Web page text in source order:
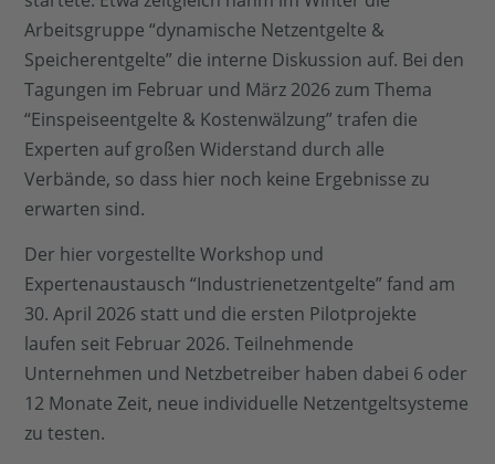
Arbeitsgruppe “dynamische Netzentgelte &
Speicherentgelte” die interne Diskussion auf. Bei den
Tagungen im Februar und März 2026 zum Thema
“Einspeiseentgelte & Kostenwälzung” trafen die
Experten auf großen Widerstand durch alle
Verbände, so dass hier noch keine Ergebnisse zu
erwarten sind.
Der hier vorgestellte Workshop und
Expertenaustausch “Industrienetzentgelte” fand am
30. April 2026 statt und die ersten Pilotprojekte
laufen seit Februar 2026. Teilnehmende
Unternehmen und Netzbetreiber haben dabei 6 oder
12 Monate Zeit, neue individuelle Netzentgeltsysteme
zu testen.